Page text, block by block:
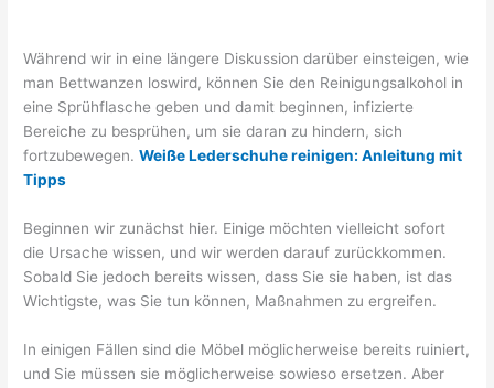
Während wir in eine längere Diskussion darüber einsteigen, wie
man Bettwanzen loswird, können Sie den Reinigungsalkohol in
eine Sprühflasche geben und damit beginnen, infizierte
Bereiche zu besprühen, um sie daran zu hindern, sich
fortzubewegen.Weiße Lederschuhe reinigen: Anleitung mit
Tipps
Beginnen wir zunächst hier. Einige möchten vielleicht sofort
die Ursache wissen, und wir werden darauf zurückkommen.
Sobald Sie jedoch bereits wissen, dass Sie sie haben, ist das
Wichtigste, was Sie tun können, Maßnahmen zu ergreifen.
In einigen Fällen sind die Möbel möglicherweise bereits ruiniert,
und Sie müssen sie möglicherweise sowieso ersetzen. Aber